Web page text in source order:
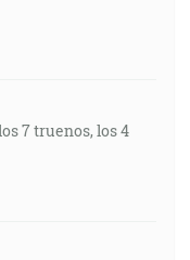
7 truenos, los 4